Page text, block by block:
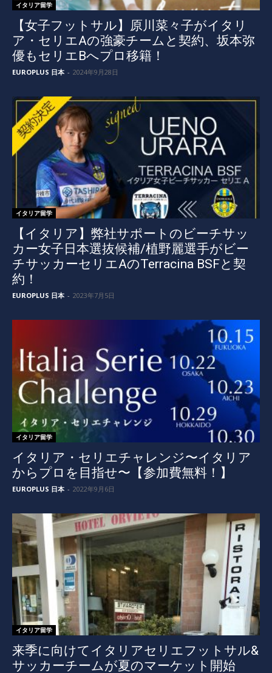
イタリア留学
【女子フットサル】原川菜々子がイタリ
ア・セリエAの強豪チームと契約、坂本弥
優もセリエBへプロ移籍！
EUROPLUS 日本 - 2024年9月28日
イタリア留学
【イタリア】弊社サポートのビーチサッ
カー女子日本選抜候補/植野麗選手がビー
チサッカーセリエAのTerracina BSFと契
約！
EUROPLUS 日本 - 2023年7月5日
イタリア留学
イタリア・セリエチャレンジ〜イタリア
からプロを目指せ〜【参加費無料！】
EUROPLUS 日本 - 2022年9月6日
イタリア留学
来季に向けてイタリアセリエフットサル&
サッカーチームが夏のマーケット開始